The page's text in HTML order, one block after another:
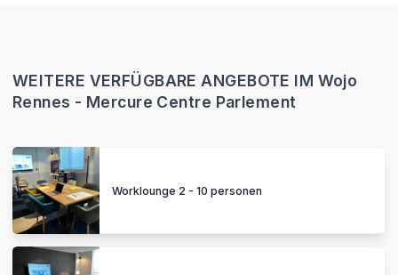
WEITERE VERFÜGBARE ANGEBOTE IM Wojo
Rennes - Mercure Centre Parlement
Worklounge 2 - 10 personen